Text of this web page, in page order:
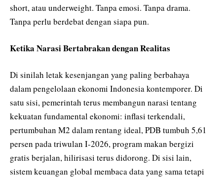
short, atau underweight. Tanpa emosi. Tanpa drama.
Tanpa perlu berdebat dengan siapa pun.
Ketika Narasi Bertabrakan dengan Realitas
Di sinilah letak kesenjangan yang paling berbahaya
dalam pengelolaan ekonomi Indonesia kontemporer. Di
satu sisi, pemerintah terus membangun narasi tentang
kekuatan fundamental ekonomi: inflasi terkendali,
pertumbuhan M2 dalam rentang ideal, PDB tumbuh 5,61
persen pada triwulan I-2026, program makan bergizi
gratis berjalan, hilirisasi terus didorong. Di sisi lain,
sistem keuangan global membaca data yang sama tetapi